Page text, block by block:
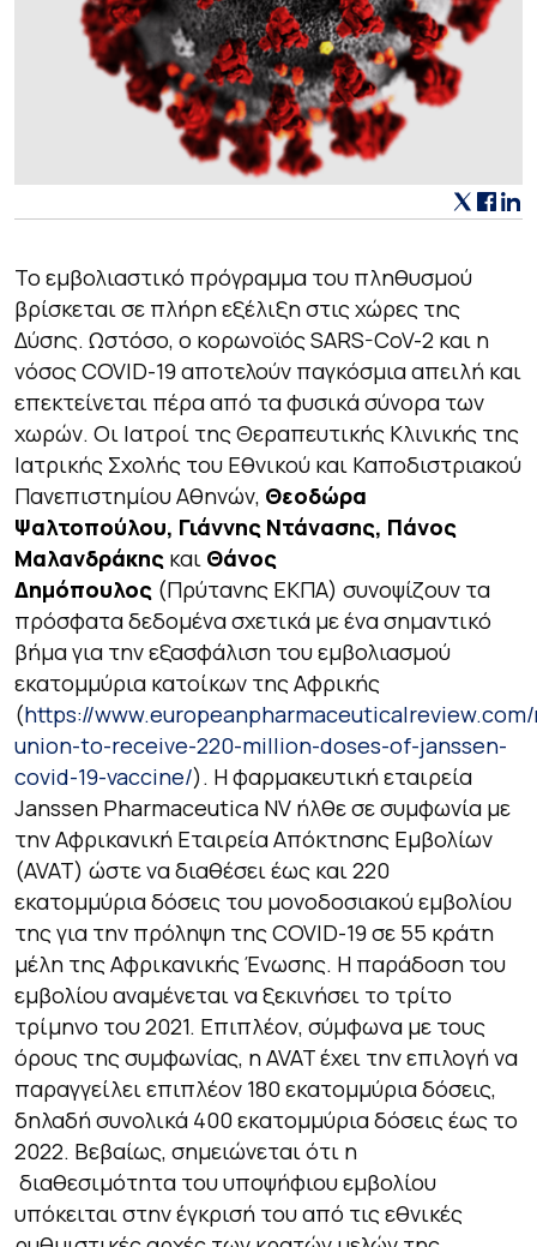
Το εμβολιαστικό πρόγραμμα του πληθυσμού
βρίσκεται σε πλήρη εξέλιξη στις χώρες της
Δύσης. Ωστόσο, ο κορωνοϊός SARS-CoV-2 και η
νόσος COVID-19 αποτελούν παγκόσμια απειλή και
επεκτείνεται πέρα από τα φυσικά σύνορα των
χωρών. Οι Ιατροί της Θεραπευτικής Κλινικής της
Ιατρικής Σχολής του Εθνικού και Καποδιστριακού
Πανεπιστημίου Αθηνών, Θεοδώρα
Ψαλτοπούλου, Γιάννης Ντάνασης, Πάνος
Μαλανδράκης και Θάνος
Δημόπουλος (Πρύτανης ΕΚΠΑ) συνοψίζουν τα
πρόσφατα δεδομένα σχετικά με ένα σημαντικό
βήμα για την εξασφάλιση του εμβολιασμού
εκατομμύρια κατοίκων της Αφρικής
(https://
union-to-receive-220-million-doses-of-janssen-
covid-19-vaccine/). Η φαρμακευτική εταιρεία
Janssen Pharmaceutica NV ήλθε σε συμφωνία με
την Αφρικανική Εταιρεία Απόκτησης Εμβολίων
(AVAT) ώστε να διαθέσει έως και 220
εκατομμύρια δόσεις του μονοδοσιακού εμβολίου
της για την πρόληψη της COVID-19 σε 55 κράτη
μέλη της Αφρικανικής Ένωσης. Η παράδοση του
εμβολίου αναμένεται να ξεκινήσει το τρίτο
τρίμηνο του 2021. Επιπλέον, σύμφωνα με τους
όρους της συμφωνίας, η AVAT έχει την επιλογή να
παραγγείλει επιπλέον 180 εκατομμύρια δόσεις,
δηλαδή συνολικά 400 εκατομμύρια δόσεις έως το
2022. Βεβαίως, σημειώνεται ότι η
διαθεσιμότητα του υποψήφιου εμβολίου
υπόκειται στην έγκρισή του από τις εθνικές